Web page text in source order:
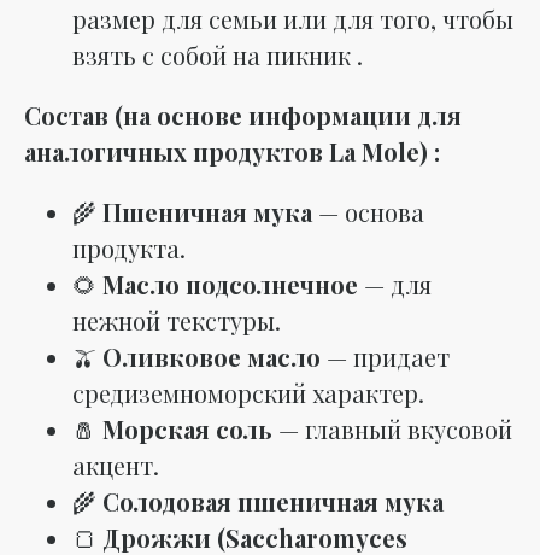
размер для семьи или для того, чтобы
взять с собой на пикник .
Состав (на основе информации для
аналогичных продуктов La Mole) :
🌾 Пшеничная мука — основа
продукта.
🌻 Масло подсолнечное — для
нежной текстуры.
🫒 Оливковое масло — придает
средиземноморский характер.
🧂 Морская соль — главный вкусовой
акцент.
🌾 Солодовая пшеничная мука
🍞 Дрожжи (Saccharomyces